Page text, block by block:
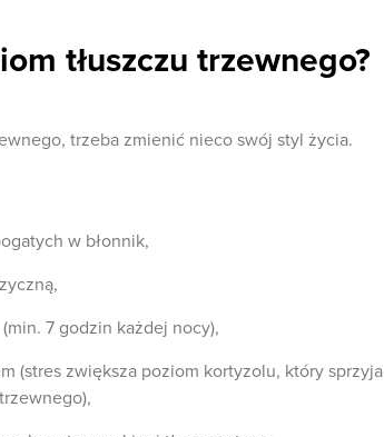
tłuszczu trzewnego?
trzeba zmienić nieco swój styl życia.
w błonnik,
7 godzin każdej nocy),
(stres zwiększa poziom kortyzolu, który sprzyja